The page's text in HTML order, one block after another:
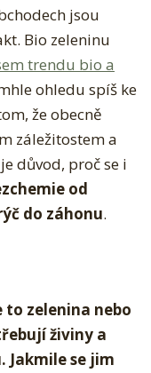
jsou
Bio zeleninu
trendu bio a
ohledu spíš ke
že obecně
záležitostem a
důvod, proč se i
od
do záhonu.
zelenina nebo
živiny a
Jakmile se jim